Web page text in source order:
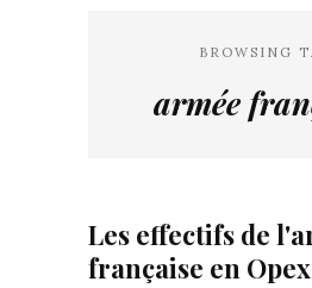
BROWSING
armée
Les effectifs de
française en Opex